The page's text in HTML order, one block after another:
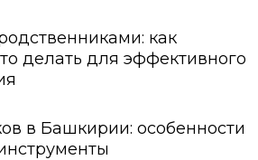
как
делать для эффективного
в Башкирии: особенности